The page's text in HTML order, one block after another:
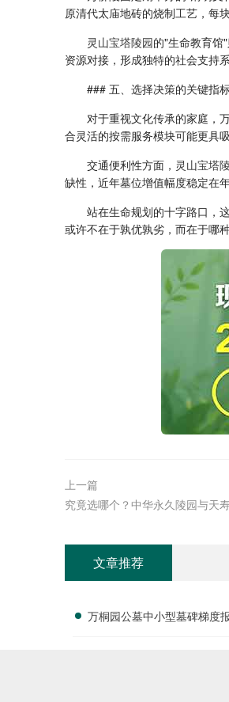
原清代太庙地砖的烧制工艺，每
灵山宝塔陵园的"生命教育馆
资源对接，形成独特的社会支持系
### 五、选择决策的关键指
对于重视文化传承的家庭，
合灵活的按需服务模块可能更具吸
交通便利性方面， 灵山宝塔
缺性，近年墓位增值幅度稳定在年
站在生命规划的十字路口，
或许不在于孰优孰劣，而在于哪
上一篇
究竟选哪个？中华永久陵园与天
文章推荐
万桐园公墓中小型墓碑梯度